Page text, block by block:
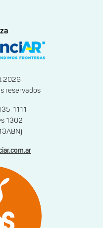
2026
reservados
1111
1302